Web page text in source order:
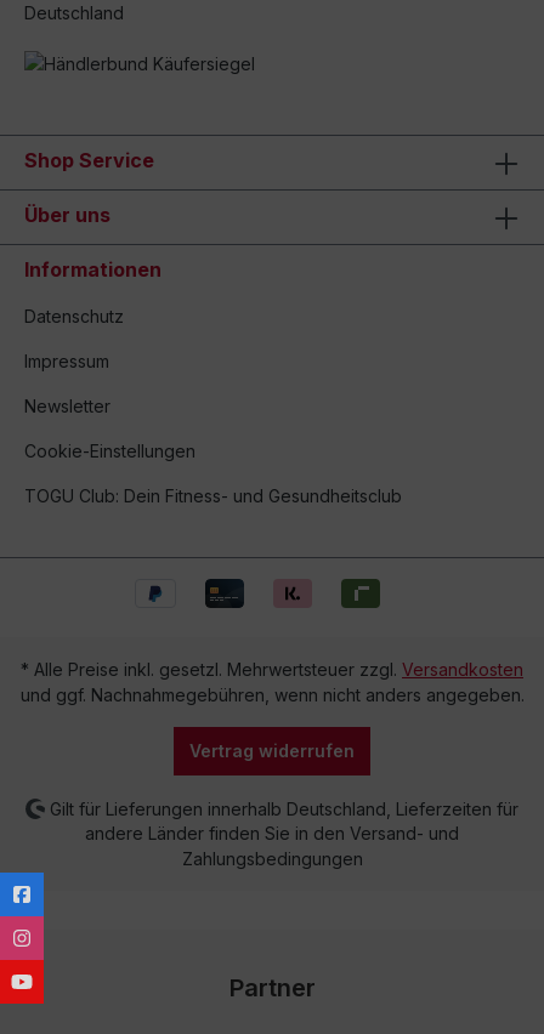
Deutschland
Shop Service
Über uns
Informationen
Datenschutz
Impressum
Newsletter
Cookie-Einstellungen
TOGU Club: Dein Fitness- und Gesundheitsclub
* Alle Preise inkl. gesetzl. Mehrwertsteuer zzgl. Versandkosten
und ggf. Nachnahmegebühren, wenn nicht anders angegeben.
Vertrag widerrufen
Gilt für Lieferungen innerhalb Deutschland, Lieferzeiten für
andere Länder finden Sie in den Versand- und
Zahlungsbedingungen
Partner